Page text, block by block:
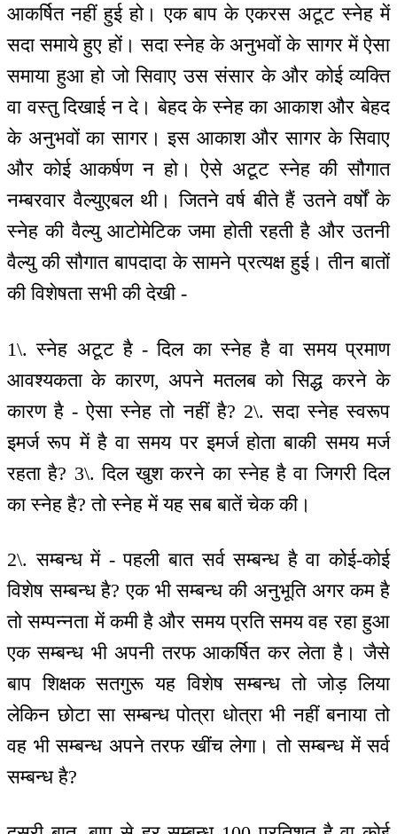
आकर्षित नहीं हुई हो। एक बाप के एकरस अटूट स्नेह में
सदा समाये हुए हों। सदा स्नेह के अनुभवों के सागर में ऐसा
समाया हुआ हो जो सिवाए उस संसार के और कोई व्यक्ति
वा वस्तु दिखाई न दे। बेहद के स्नेह का आकाश और बेहद
के अनुभवों का सागर। इस आकाश और सागर के सिवाए
और कोई आकर्षण न हो। ऐसे अटूट स्नेह की सौगात
नम्बरवार वैल्युएबल थी। जितने वर्ष बीते हैं उतने वर्षों के
स्नेह की वैल्यु आटोमेटिक जमा होती रहती है और उतनी
वैल्यु की सौगात बापदादा के सामने प्रत्यक्ष हुई। तीन बातों
की विशेषता सभी की देखी -
1\. स्नेह अटूट है - दिल का स्नेह है वा समय प्रमाण
आवश्यकता के कारण, अपने मतलब को सिद्ध करने के
कारण है - ऐसा स्नेह तो नहीं है? 2\. सदा स्नेह स्वरूप
इमर्ज रूप में है वा समय पर इमर्ज होता बाकी समय मर्ज
रहता है? 3\. दिल खुश करने का स्नेह है वा जिगरी दिल
का स्नेह है? तो स्नेह में यह सब बातें चेक की।
2\. सम्बन्ध में - पहली बात सर्व सम्बन्ध है वा कोई-कोई
विशेष सम्बन्ध है? एक भी सम्बन्ध की अनुभूति अगर कम है
तो सम्पन्नता में कमी है और समय प्रति समय वह रहा हुआ
एक सम्बन्ध भी अपनी तरफ आकर्षित कर लेता है। जैसे
बाप शिक्षक सतगुरू यह विशेष सम्बन्ध तो जोड़ लिया
लेकिन छोटा सा सम्बन्ध पोत्रा धोत्रा भी नहीं बनाया तो
वह भी सम्बन्ध अपने तरफ खींच लेगा। तो सम्बन्ध में सर्व
सम्बन्ध है?